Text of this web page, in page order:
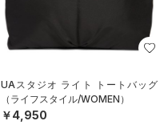
UAスタジオ ライト トートバッグ
（ライフスタイル/WOMEN）
￥4,950